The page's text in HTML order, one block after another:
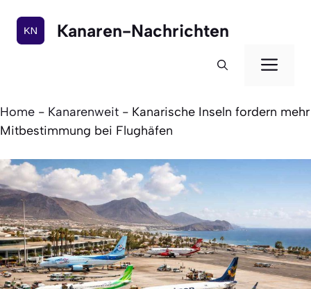
Inhalt
springen
Kanaren-Nachrichten
Home - Kanarenweit - Kanarische Inseln fordern mehr
Mitbestimmung bei Flughäfen